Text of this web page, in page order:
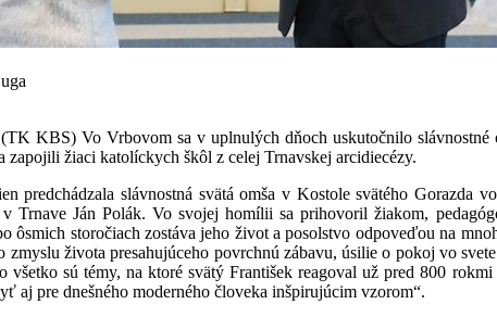
KBS) Vo Vrbovom sa v uplnulých dňoch uskutočnilo
zapojili žiaci katolíckych škôl z celej Trnavskej arcidiecézy.
predchádzala slávnostná svätá omša v Kostole svätého
v Trnave Ján Polák. Vo svojej homílii sa prihovoril žiakom,
ôsmich storočiach zostáva jeho život a posolstvo odpoveďou na
zmyslu života presahujúceho povrchnú zábavu, úsilie o pokoj vo
všetko sú témy, na ktoré svätý František reagoval už pred 800
aj pre dnešného moderného človeka inšpirujúcim vzorom“.